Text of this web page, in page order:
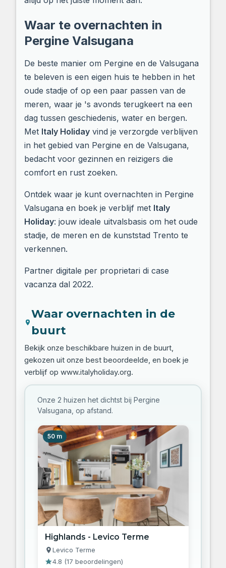
Waar te overnachten in
Pergine Valsugana
De beste manier om Pergine en de Valsugana
te beleven is een eigen huis te hebben in het
oude stadje of op een paar passen van de
meren, waar je 's avonds terugkeert na een
dag tussen geschiedenis, water en bergen.
Met Italy Holiday vind je verzorgde verblijven
in het gebied van Pergine en de Valsugana,
bedacht voor gezinnen en reizigers die
comfort en rust zoeken.
Ontdek waar je kunt overnachten in Pergine
Valsugana en boek je verblijf met Italy
Holiday: jouw ideale uitvalsbasis om het oude
stadje, de meren en de kunststad Trento te
verkennen.
Partner digitale per proprietari di case
vacanza dal 2022.
Waar overnachten in de
buurt
Bekijk onze beschikbare huizen in de buurt,
gekozen uit onze best beoordeelde, en boek je
verblijf op www.italyholiday.org.
Onze 2 huizen het dichtst bij Pergine
Valsugana, op afstand.
50 m
Highlands - Levico Terme
Levico Terme
4.8 (17 beoordelingen)